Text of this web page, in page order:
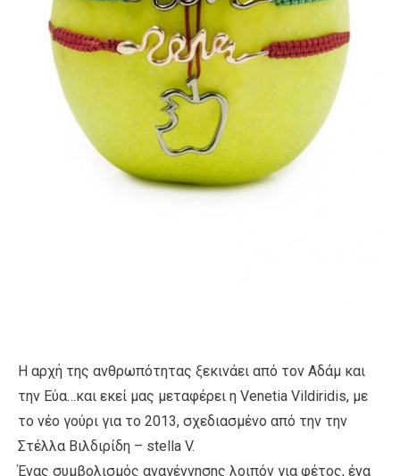
Η αρχή της ανθρωπότητας ξεκινάει από τον Αδάμ και
την Εύα…και εκεί μας μεταφέρει η Venetia Vildiridis, με
το νέο γούρι για το 2013, σχεδιασμένο από την την
Στέλλα Βιλδιρίδη – stella V.
Ένας συμβολισμός αναγέννησης λοιπόν για φέτος, ένα